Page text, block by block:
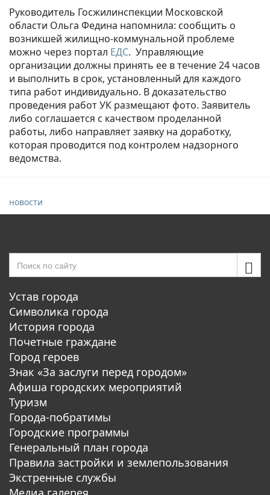
Руководитель Госжилинспекции Московской
области Ольга Федина напомнила: сообщить о
возникшей жилищно-коммунальной проблеме
можно через портал ЕДС. Управляющие
организации должны принять ее в течение 24 часов
и выполнить в срок, установленный для каждого
типа работ индивидуально. В доказательство
проведения работ УК размещают фото. Заявитель
либо соглашается с качеством проделанной
работы, либо направляет заявку на доработку,
которая проводится под контролем надзорного
ведомства.
новости
Устав города
Символика города
История города
Почетные граждане
Город героев
Знак «За заслуги перед городом»
Афиша городских мероприятий
Туризм
Города-побратимы
Городские программы
Генеральный план города
Правила застройки и землепользования
Экстренные службы